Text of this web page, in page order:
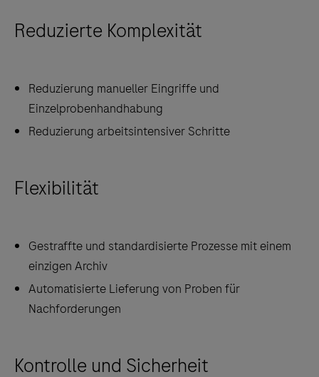
Reduzierte Komplexität
Reduzierung manueller Eingriffe und
Einzelprobenhandhabung
Reduzierung arbeitsintensiver Schritte
Flexibilität
Gestraffte und standardisierte Prozesse mit einem
einzigen Archiv
Automatisierte Lieferung von Proben für
Nachforderungen
Kontrolle und Sicherheit